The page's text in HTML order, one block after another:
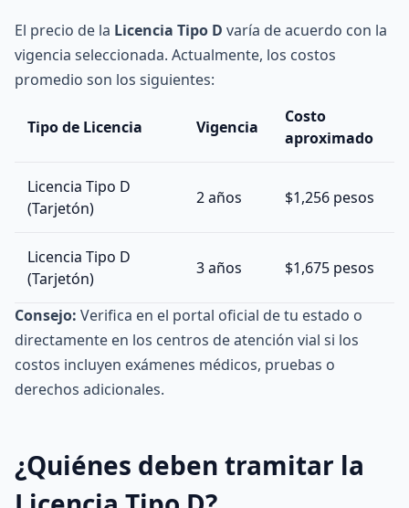
El precio de la Licencia Tipo D varía de acuerdo con la
vigencia seleccionada. Actualmente, los costos
promedio son los siguientes:
Tipo de Licencia Vigencia
Costo
aproximado
Licencia Tipo D
(Tarjetón)
2 años $1,256 pesos
Licencia Tipo D
(Tarjetón)
3 años $1,675 pesos
Consejo: Verifica en el portal oficial de tu estado o
directamente en los centros de atención vial si los
costos incluyen exámenes médicos, pruebas o
derechos adicionales.
¿Quiénes deben tramitar la